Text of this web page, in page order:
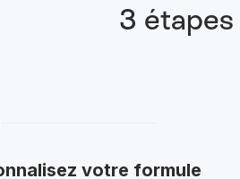
3
votre formule